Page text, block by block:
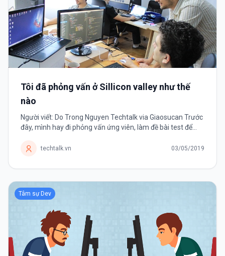
Tôi đã phỏng vấn ở Sillicon valley như thế
nào
Người viết: Do Trong Nguyen Techtalk via Giaosucan Trước
đây, mình hay đi phỏng vấn ứng viên, làm đề bài test để
lên thớt, trở...
techtalk.vn 03/05/2019
Tâm sự Dev